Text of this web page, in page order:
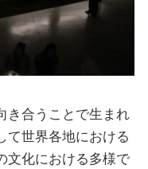
き合うことで生まれ
て世界各地における
文化における多様で